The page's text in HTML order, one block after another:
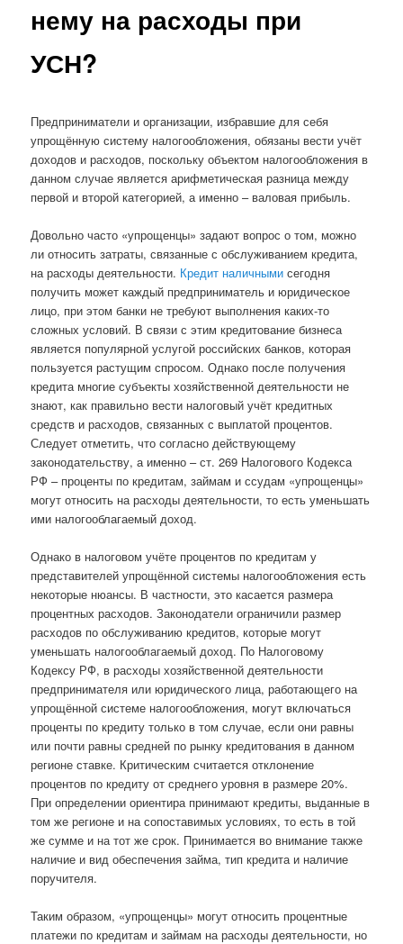
нему на расходы при
УСН?
Предприниматели и организации, избравшие для себя
упрощённую систему налогообложения, обязаны вести учёт
доходов и расходов, поскольку объектом налогообложения в
данном случае является арифметическая разница между
первой и второй категорией, а именно – валовая прибыль.
Довольно часто «упрощенцы» задают вопрос о том, можно
ли относить затраты, связанные с обслуживанием кредита,
на расходы деятельности. Кредит наличными сегодня
получить может каждый предприниматель и юридическое
лицо, при этом банки не требуют выполнения каких-то
сложных условий. В связи с этим кредитование бизнеса
является популярной услугой российских банков, которая
пользуется растущим спросом. Однако после получения
кредита многие субъекты хозяйственной деятельности не
знают, как правильно вести налоговый учёт кредитных
средств и расходов, связанных с выплатой процентов.
Следует отметить, что согласно действующему
законодательству, а именно – ст. 269 Налогового Кодекса
РФ – проценты по кредитам, займам и ссудам «упрощенцы»
могут относить на расходы деятельности, то есть уменьшать
ими налогооблагаемый доход.
Однако в налоговом учёте процентов по кредитам у
представителей упрощённой системы налогообложения есть
некоторые нюансы. В частности, это касается размера
процентных расходов. Законодатели ограничили размер
расходов по обслуживанию кредитов, которые могут
уменьшать налогооблагаемый доход. По Налоговому
Кодексу РФ, в расходы хозяйственной деятельности
предпринимателя или юридического лица, работающего на
упрощённой системе налогообложения, могут включаться
проценты по кредиту только в том случае, если они равны
или почти равны средней по рынку кредитования в данном
регионе ставке. Критическим считается отклонение
процентов по кредиту от среднего уровня в размере 20%.
При определении ориентира принимают кредиты, выданные в
том же регионе и на сопоставимых условиях, то есть в той
же сумме и на тот же срок. Принимается во внимание также
наличие и вид обеспечения займа, тип кредита и наличие
поручителя.
Таким образом, «упрощенцы» могут относить процентные
платежи по кредитам и займам на расходы деятельности, но